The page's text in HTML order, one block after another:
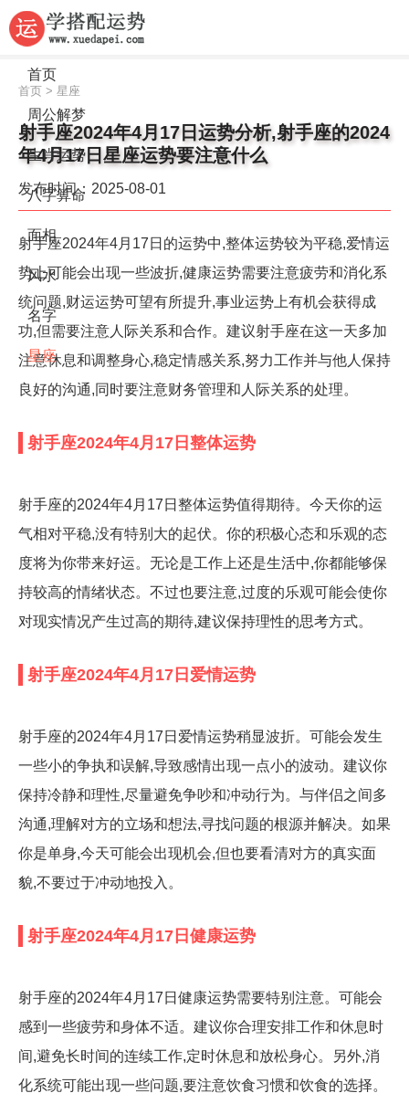
首页
周公解梦
生肖运势
八字算命
面相
风水
名字
星座
首页 > 星座
射手座2024年4月17日运势分析,射手座的2024
年4月17日星座运势要注意什么
发布时间：2025-08-01
射手座2024年4月17日的运势中,整体运势较为平稳,爱情运
势上可能会出现一些波折,健康运势需要注意疲劳和消化系
统问题,财运运势可望有所提升,事业运势上有机会获得成
功,但需要注意人际关系和合作。建议射手座在这一天多加
注意休息和调整身心,稳定情感关系,努力工作并与他人保持
良好的沟通,同时要注意财务管理和人际关系的处理。
射手座2024年4月17日整体运势
射手座的2024年4月17日整体运势值得期待。今天你的运
气相对平稳,没有特别大的起伏。你的积极心态和乐观的态
度将为你带来好运。无论是工作上还是生活中,你都能够保
持较高的情绪状态。不过也要注意,过度的乐观可能会使你
对现实情况产生过高的期待,建议保持理性的思考方式。
射手座2024年4月17日爱情运势
射手座的2024年4月17日爱情运势稍显波折。可能会发生
一些小的争执和误解,导致感情出现一点小的波动。建议你
保持冷静和理性,尽量避免争吵和冲动行为。与伴侣之间多
沟通,理解对方的立场和想法,寻找问题的根源并解决。如果
你是单身,今天可能会出现机会,但也要看清对方的真实面
貌,不要过于冲动地投入。
射手座2024年4月17日健康运势
射手座的2024年4月17日健康运势需要特别注意。可能会
感到一些疲劳和身体不适。建议你合理安排工作和休息时
间,避免长时间的连续工作,定时休息和放松身心。另外,消
化系统可能出现一些问题,要注意饮食习惯和饮食的选择。